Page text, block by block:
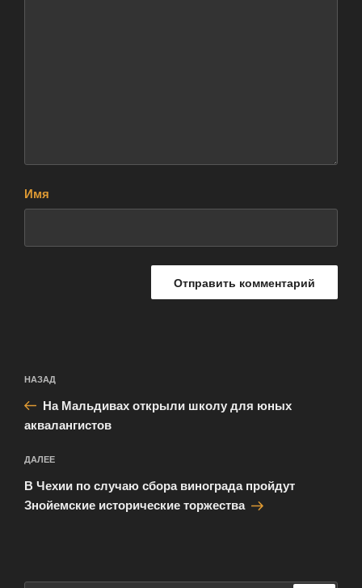
Имя
по
записям
Предыдущая
запись:
НАЗАД
На Мальдивах открыли школу для юных
аквалангистов
Следующая
запись
ДАЛЕЕ
В Чехии по случаю сбора винограда пройдут
Знойемские исторические торжества